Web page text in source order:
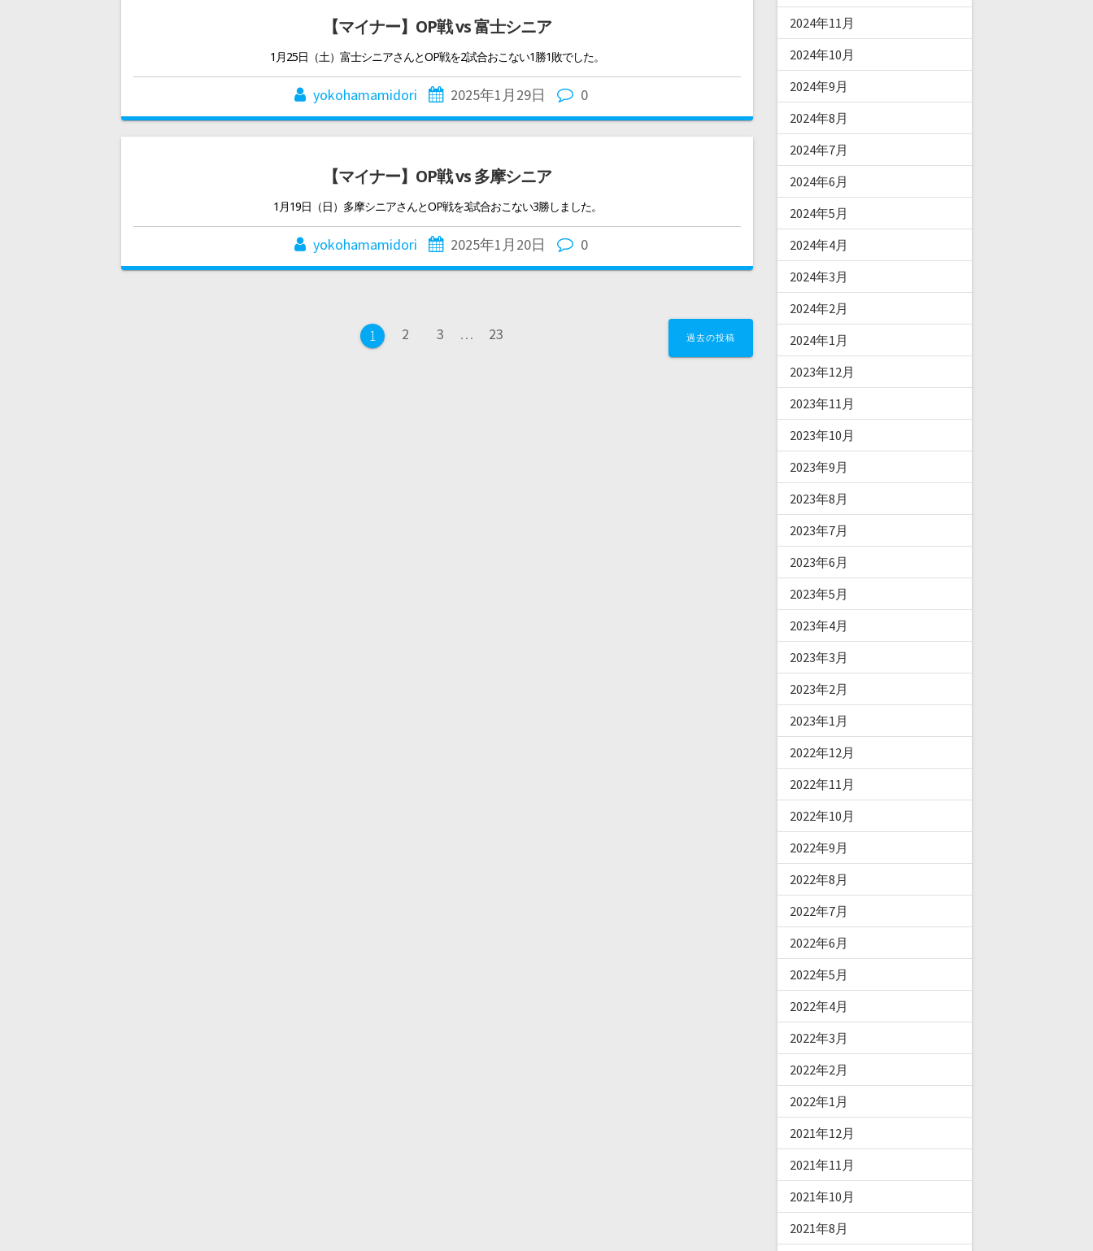
【マイナー】OP戦 vs 富士シニア
1月25日（土）富士シニアさんとOP戦を2試合おこない1勝1敗でした。
yokohamamidori 2025年1月29日 0
【マイナー】OP戦 vs 多摩シニア
1月19日（日）多摩シニアさんとOP戦を3試合おこない3勝しました。
yokohamamidori 2025年1月20日 0
ペ
1
ペ
2
ペ
3 …
ペ
23 過去の投稿
2024年11月
2024年10月
2024年9月
2024年8月
2024年7月
2024年6月
2024年5月
2024年4月
2024年3月
2024年2月
2024年1月
2023年12月
2023年11月
2023年10月
2023年9月
2023年8月
2023年7月
2023年6月
2023年5月
2023年4月
2023年3月
2023年2月
2023年1月
2022年12月
2022年11月
2022年10月
2022年9月
2022年8月
2022年7月
2022年6月
2022年5月
2022年4月
2022年3月
2022年2月
2022年1月
2021年12月
2021年11月
2021年10月
2021年8月